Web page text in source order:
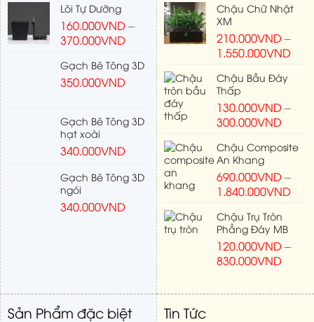
Lõi Tự Dưỡng
160.000VND–
370.000VND
Gạch Bê Tông 3D
350.000VND
Gạch Bê Tông 3D
hạt xoài
340.000VND
Gạch Bê Tông 3D
ngói
340.000VND
Chậu Chữ Nhật
XM
210.000VND–
1.550.000VND
Chậu Bầu Đáy
Thấp
130.000VND–
300.000VND
Chậu Composite
An Khang
690.000VND–
1.840.000VND
Chậu Trụ Tròn
Phẳng Đáy MB
120.000VND–
830.000VND
Sản Phẩm đặc biệt Tin Tức